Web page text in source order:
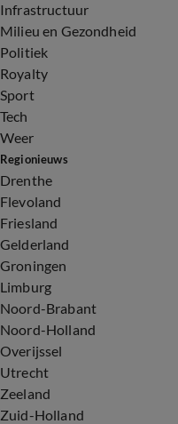
Infrastructuur
Milieu en Gezondheid
Politiek
Royalty
Sport
Tech
Weer
Regionieuws
Drenthe
Flevoland
Friesland
Gelderland
Groningen
Limburg
Noord-Brabant
Noord-Holland
Overijssel
Utrecht
Zeeland
Zuid-Holland